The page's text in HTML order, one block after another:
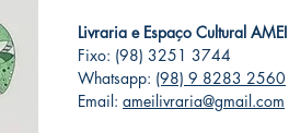
Livraria e Espaço Cultural AMEI
Fixo: (98) 3251 3744
Whatsapp: (98) 9 8283 2560
Email: ameilivraria@gmail.com